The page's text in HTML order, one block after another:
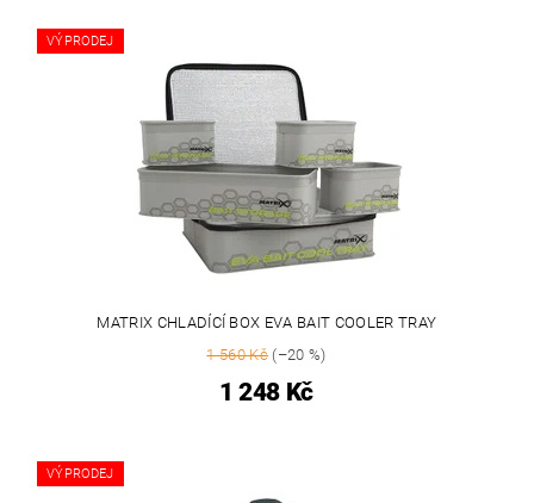
VÝPRODEJ
MATRIX CHLADÍCÍ BOX EVA BAIT COOLER TRAY
1 560 Kč (–20 %)
1 248 Kč
VÝPRODEJ